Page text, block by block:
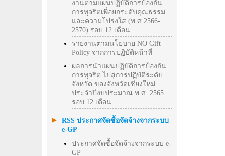
งานตามแผนปฏิบัติการป้องกัน
การทุจริตเพื่อยกระดับคุณธรรม
และความโปร่งใส (พ.ศ.2566-
2570) รอบ 12 เดือน
รายงานตามนโยบาย NO Gift
Policy จากการปฏิบัติหน้าที่
ผลการนำแผนปฏิบัติการป้องกัน
การทุจริต ไปสู่การปฏิบัติระดับ
จังหวัด ของจังหวัดเชียงใหม่
ประจำปีงบประมาณ พ.ศ. 2565
รอบ 12 เดือน
RSS ประกาศจัดซื้อจัดจ้างจากระบบ
e-GP
ประกาศจัดซื้อจัดจ้างจากระบบ e-
GP